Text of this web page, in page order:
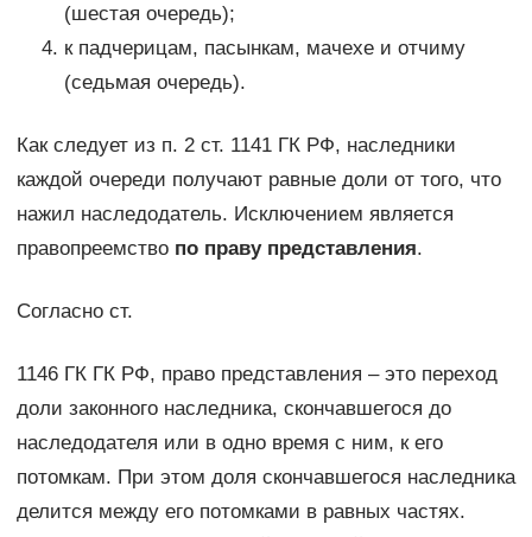
(шестая очередь);
к падчерицам, пасынкам, мачехе и отчиму
(седьмая очередь).
Как следует из п. 2 ст. 1141 ГК РФ, наследники
каждой очереди получают равные доли от того, что
нажил наследодатель. Исключением является
правопреемство по праву представления.
Согласно ст.
1146 ГК ГК РФ, право представления – это переход
доли законного наследника, скончавшегося до
наследодателя или в одно время с ним, к его
потомкам. При этом доля скончавшегося наследника
делится между его потомками в равных частях.